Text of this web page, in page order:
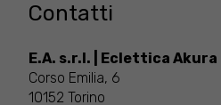
Contatti
E.A. s.r.l. | Eclettica Akura
Corso Emilia, 6
10152 Torino